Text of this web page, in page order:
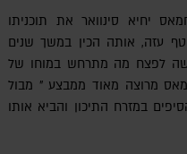
יחיא סינוואר את תוכניתו
עזה, אותה הכין במשך שנים
לפצח מה מתרחש במוחו של
מרוצה מאוד ממבצע " מבול
במזרח התיכון והביא אותו